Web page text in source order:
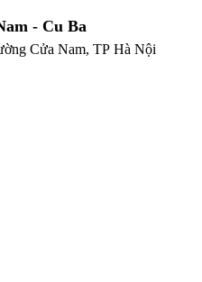
- Cu Ba
Cửa Nam, TP Hà Nội